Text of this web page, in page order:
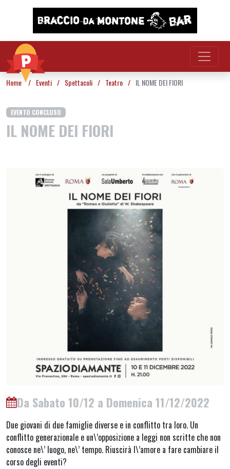
Vai al contenuto
Home / Eventi / Spettacoli / Teatro / IL NOME DEI FIORI
EVENTO CONCLUSO
IL NOME DEI FIORI
Da Sabato 10/12 a Domenica 11/12/2022
Due giovani di due famiglie diverse e in conflitto tra loro. Un
conflitto generazionale e un\’opposizione a leggi non scritte che non
conosce ne\’ luogo, ne\’ tempo. Riuscirà l\’amore a fare cambiare il
corso degli eventi?